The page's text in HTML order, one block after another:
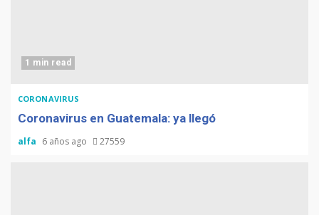
1 min read
CORONAVIRUS
Coronavirus en Guatemala: ya llegó
alfa 6 años ago 27559